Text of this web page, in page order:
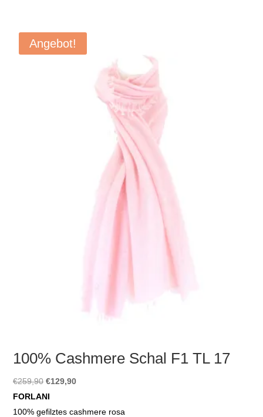
Angebot!
100% Cashmere Schal F1 TL 17
€259,90 Ursprünglicher
Preis
war:
€129,90Aktueller
ist:
FORLANI
100% gefilztes cashmere rosa